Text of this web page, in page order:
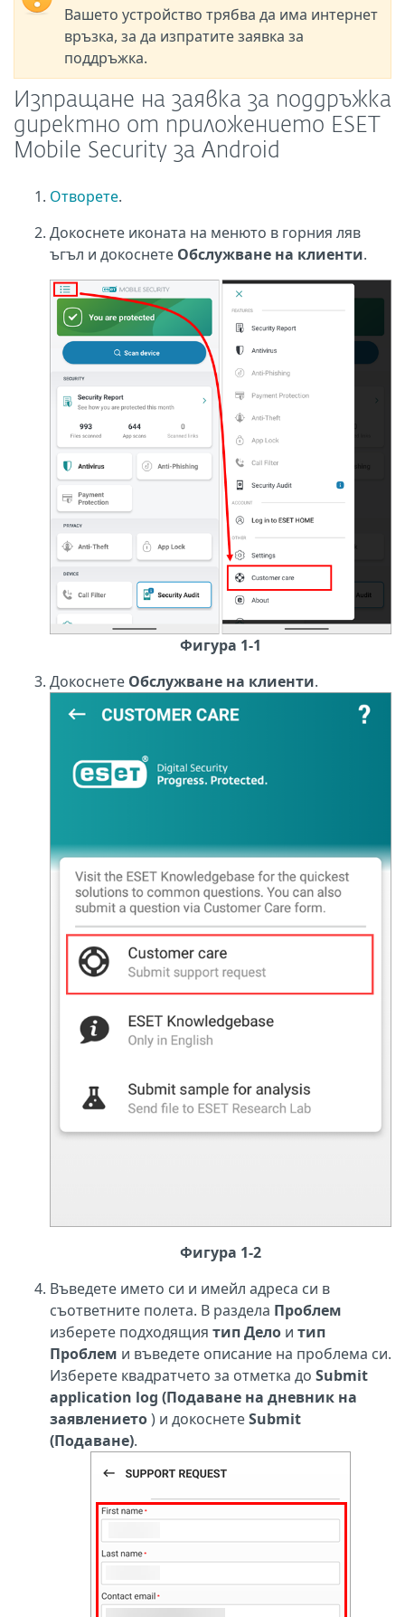
Вашето устройство трябва да има интернет
връзка, за да изпратите заявка за
поддръжка.
Изпращане на заявка за поддръжка
директно от приложението ESET
Mobile Security за Android
Отворете.
Докоснете иконата на менюто в горния ляв
ъгъл и докоснете Обслужване на клиенти.
Фигура 1-1
Докоснете Обслужване на клиенти.
Фигура 1-2
Въведете името си и имейл адреса си в
съответните полета. В раздела Проблем
изберете подходящия тип Дело и тип
Проблем и въведете описание на проблема си.
Изберете квадратчето за отметка до Submit
application log (Подаване на дневник на
заявлението) и докоснетеSubmit
(Подаване).